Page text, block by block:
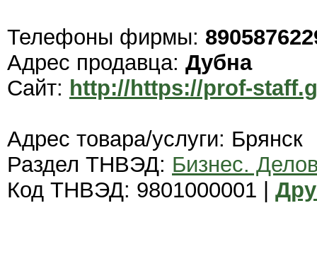
Телефоны фирмы:
Адрес продавца: Дубна
Сайт: http://https://prof-
Адрес товара/услуги: Брянск
Раздел ТНВЭД: Бизнес.
Код ТНВЭД: 9801000001 |